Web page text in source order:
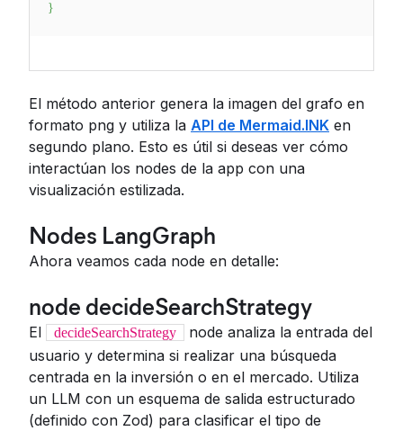
}
El método anterior genera la imagen del grafo en
formato png y utiliza la API de Mermaid.INK en
segundo plano. Esto es útil si deseas ver cómo
interactúan los nodes de la app con una
visualización estilizada.
Nodes LangGraph
Ahora veamos cada node en detalle:
node decideSearchStrategy
El decideSearchStrategy
node analiza la entrada del
usuario y determina si realizar una búsqueda
centrada en la inversión o en el mercado. Utiliza
un LLM con un esquema de salida estructurado
(definido con Zod) para clasificar el tipo de